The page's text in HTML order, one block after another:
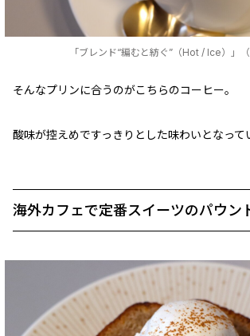
「ブレンド“編むと紡ぐ”（Hot / Ice）」
そんなプリンに合うのがこちらのコーヒー。
酸味が控えめですっきりとした味わいとなって
海外カフェで定番スイーツのパウン